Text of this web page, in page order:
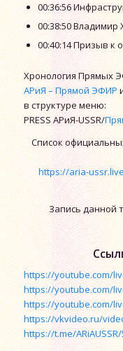
00:36:56
00:38:50 Владимир
00:40:14 Призыв к
Хронология Прямых
АРиЯ – Прямой ЭФИР
в структуре меню:
PRESS АРиЯ-USSR/
Список
https://aria-
Запись данной
https://youtube.com/
https://youtube.com/
https://youtube.com/
https://vkvideo.ru/
https://t.me/ARiAUSSR/